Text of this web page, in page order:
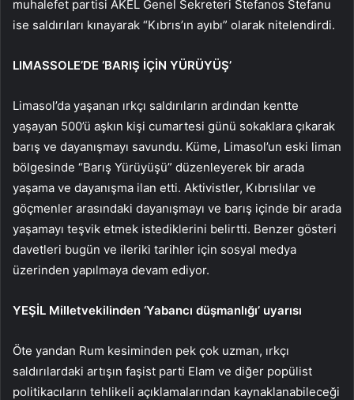
muhalefet partisi AKEL Genel Sekreteri Stefanos Stefanu
ise saldırıları kınayarak “Kıbrıs’ın ayıbı” olarak nitelendirdi.
LIMASSOLE’DE ‘BARIŞ İÇİN YÜRÜYÜŞ’
Limasol’da yaşanan ırkçı saldırıların ardından kentte
yaşayan 500’ü aşkın kişi cumartesi günü sokaklara çıkarak
barış ve dayanışmayı savundu. Küme, Limasol’un eski liman
bölgesinde “Barış Yürüyüşü” düzenleyerek bir arada
yaşama ve dayanışma ilan etti. Aktivistler, Kıbrıslılar ve
göçmenler arasındaki dayanışmayı ve barış içinde bir arada
yaşamayı teşvik etmek istediklerini belirtti. Benzer gösteri
davetleri bugün ve ileriki tarihler için sosyal medya
üzerinden yapılmaya devam ediyor.
YEŞİL Milletvekilinden ‘Yabancı düşmanlığı’ uyarısı
Öte yandan Rum kesiminden pek çok uzman, ırkçı
saldırılardaki artışın faşist parti Elam ve diğer popülist
politikacıların tehlikeli açıklamalarından kaynaklanabileceği